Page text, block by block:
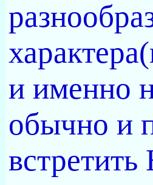
и именно
обычно и